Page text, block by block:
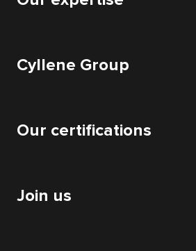
Cloud
Audits
Cyllene Group
Our offices
Our certifications
HDS certification
Join us